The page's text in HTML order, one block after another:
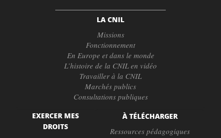
LA CNIL
Missions
Fonctionnement
En Europe et dans le monde
L’histoire de la CNIL en vidéo
Travailler à la CNIL
Marchés publics
Consultations publiques
EXERCER MES
DROITS
À TÉLÉCHARGER
Ressources pédagogiques